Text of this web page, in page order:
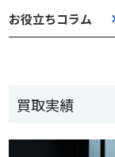
お役立ちコラム
買取実績